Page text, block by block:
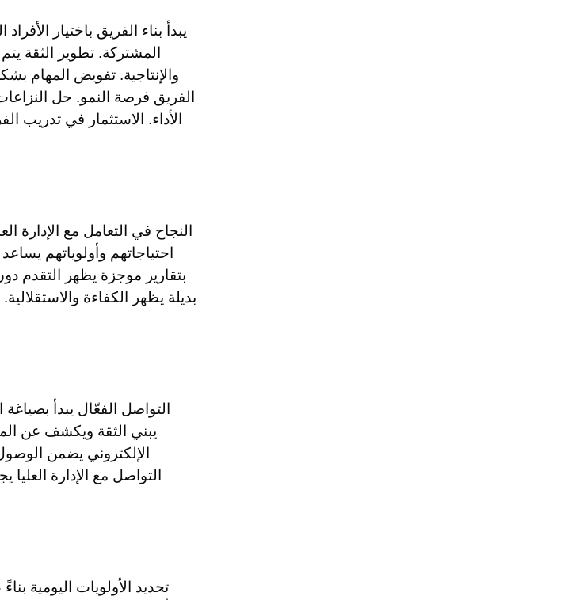
يبدأ بناء الفريق باختيار
المشتركة. تطوير الثقة
والإنتاجية. تفويض المهام
الفريق فرصة النمو. حل
الأداء. الاستثمار في تدريب
النجاح في التعامل مع الإدارة
احتياجاتهم وأولوياتهم
بتقارير موجزة يظهر
بديلة يظهر الكفاءة
التواصل الفعّال يبدأ
يبني الثقة ويكشف عن
الإلكتروني يضمن
التواصل مع الإدارة
تحديد الأولويات اليومية